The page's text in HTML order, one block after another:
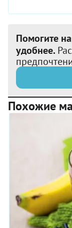
Помогите
удобнее.
Похожие